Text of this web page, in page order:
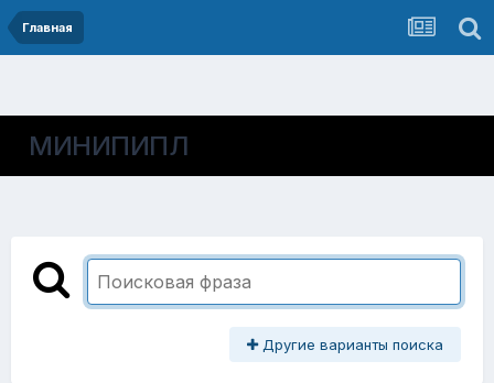
Главная
МИНИПИПЛ
Другие варианты поиска